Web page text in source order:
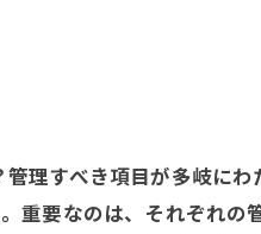
理すべき項目が多岐に
重要なのは、それぞれ